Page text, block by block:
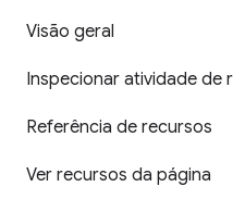
Visão geral
Inspecionar atividade de
Referência de recursos
Ver recursos da página